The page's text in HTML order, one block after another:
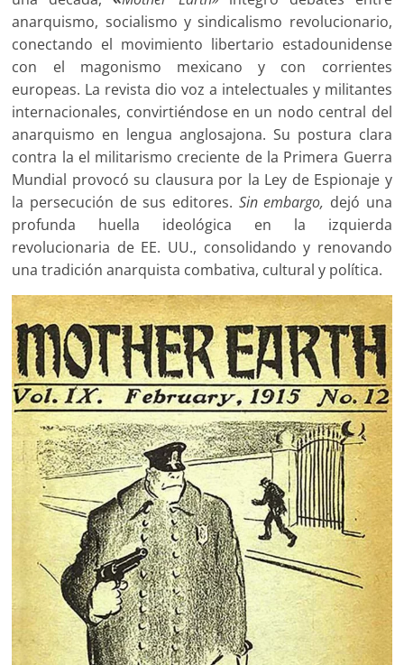
anarquismo, socialismo y sindicalismo revolucionario,
conectando el movimiento libertario estadounidense
con el magonismo mexicano y con corrientes
europeas. La revista dio voz a intelectuales y militantes
internacionales, convirtiéndose en un nodo central del
anarquismo en lengua anglosajona. Su postura clara
contra la el militarismo creciente de la Primera Guerra
Mundial provocó su clausura por la Ley de Espionaje y
la persecución de sus editores. Sin embargo, dejó una
profunda huella ideológica en la izquierda
revolucionaria de EE. UU., consolidando y renovando
una tradición anarquista combativa, cultural y política.